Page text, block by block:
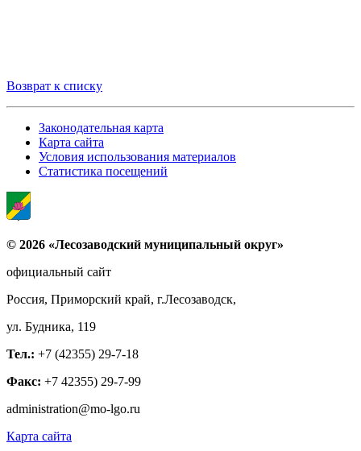
Возврат к списку
Законодательная карта
Карта сайта
Условия использования материалов
Статистика посещений
© 2026 «Лесозаводский муниципальный округ»
официальный сайт
Россия, Приморский край, г.Лесозаводск,
ул. Будника, 119
Тел.: +7 (42355) 29-7-18
Факс: +7 42355) 29-7-99
administration@mo-lgo.ru
Карта сайта